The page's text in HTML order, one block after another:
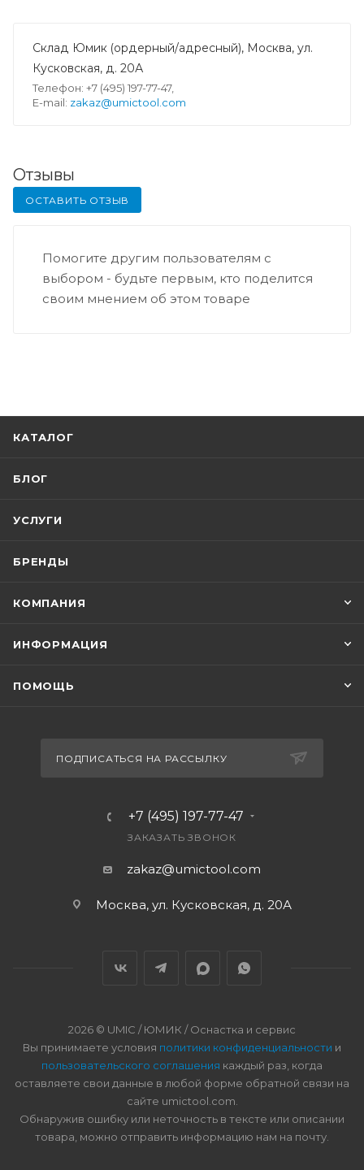
Склад Юмик (ордерный/адресный), Москва, ул.
Кусковская, д. 20А
Телефон: +7 (495) 197-77-47,
E-mail: zakaz@umictool.com
Отзывы
ОСТАВИТЬ ОТЗЫВ
Помогите другим пользователям с
выбором - будьте первым, кто поделится
своим мнением об этом товаре
КАТАЛОГ
БЛОГ
УСЛУГИ
БРЕНДЫ
КОМПАНИЯ
ИНФОРМАЦИЯ
ПОМОЩЬ
ПОДПИСАТЬСЯ НА РАССЫЛКУ
+7 (495) 197-77-47
ЗАКАЗАТЬ ЗВОНОК
zakaz@umictool.com
Москва, ул. Кусковская, д. 20А
2026 © UMIC / ЮМИК / Оснастка и сервис
Вы принимаете условия политики конфиденциальности и
пользовательского соглашения каждый раз, когда
оставляете свои данные в любой форме обратной связи на
сайте umictool.com.
Обнаружив ошибку или неточность в тексте или описании
товара, можно отправить информацию нам на почту.